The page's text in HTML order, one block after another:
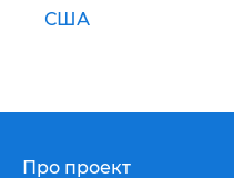
США
Про проект